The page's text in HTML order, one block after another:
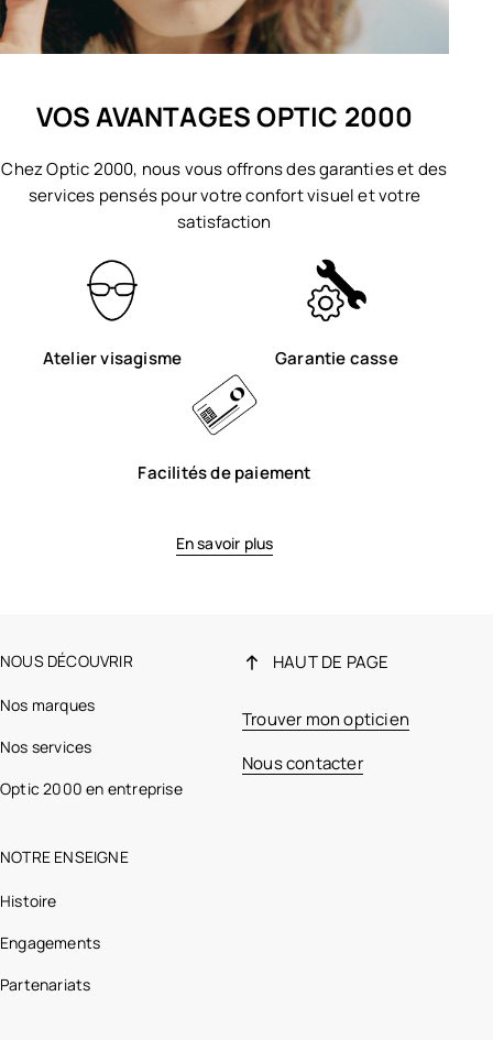
VOS AVANTAGES OPTIC 2000
Chez Optic 2000, nous vous offrons des garanties et des
services pensés pour votre confort visuel et votre
satisfaction
Atelier visagisme Garantie casse
Facilités de paiement
En savoir plus
NOUS DÉCOUVRIR
Nos marques
Nos services
Optic 2000 en entreprise
NOTRE ENSEIGNE
Histoire
Engagements
Partenariats
HAUT DE PAGE
Trouver mon opticien
Nous contacter